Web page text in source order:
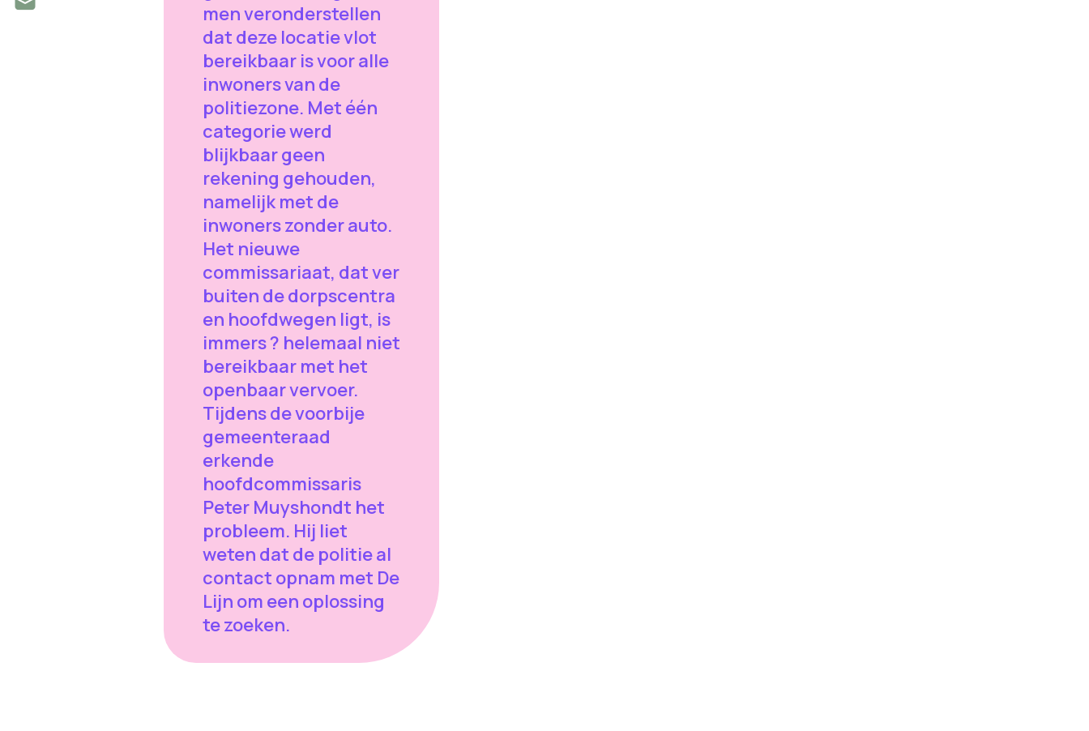
men veronderstellen
dat deze locatie vlot
bereikbaar is voor alle
inwoners van de
politiezone. Met één
categorie werd
blijkbaar geen
rekening gehouden,
namelijk met de
inwoners zonder auto.
Het nieuwe
commissariaat, dat ver
buiten de dorpscentra
en hoofdwegen ligt, is
immers ? helemaal niet
bereikbaar met het
openbaar vervoer.
Tijdens de voorbije
gemeenteraad
erkende
hoofdcommissaris
Peter Muyshondt het
probleem. Hij liet
weten dat de politie al
contact opnam met De
Lijn om een oplossing
te zoeken.